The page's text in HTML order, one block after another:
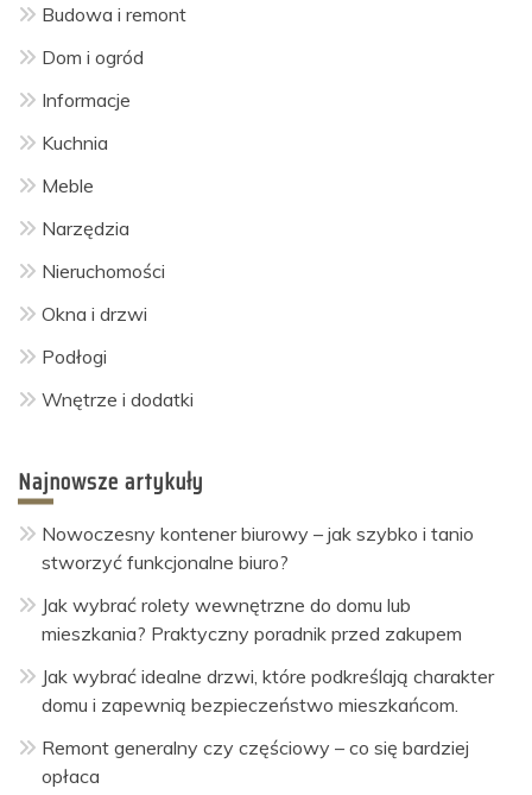
Budowa i remont
Dom i ogród
Informacje
Kuchnia
Meble
Narzędzia
Nieruchomości
Okna i drzwi
Podłogi
Wnętrze i dodatki
Najnowsze artykuły
Nowoczesny kontener biurowy – jak szybko i tanio
stworzyć funkcjonalne biuro?
Jak wybrać rolety wewnętrzne do domu lub
mieszkania? Praktyczny poradnik przed zakupem
Jak wybrać idealne drzwi, które podkreślają charakter
domu i zapewnią bezpieczeństwo mieszkańcom.
Remont generalny czy częściowy – co się bardziej
opłaca